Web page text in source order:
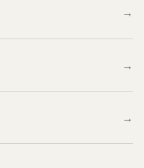
→
→
→